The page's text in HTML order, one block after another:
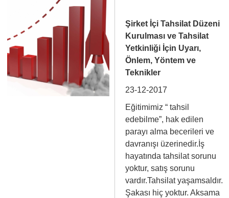
Şirket İçi Tahsilat Düzeni
Kurulması ve Tahsilat
Yetkinliği İçin Uyarı,
Önlem, Yöntem ve
Teknikler
23-12-2017
Eğitimimiz “ tahsil
edebilme”, hak edilen
parayı alma becerileri ve
davranışı üzerinedir.İş
hayatında tahsilat sorunu
yoktur, satış sorunu
vardır.Tahsilat yaşamsaldır.
Şakası hiç yoktur. Aksama